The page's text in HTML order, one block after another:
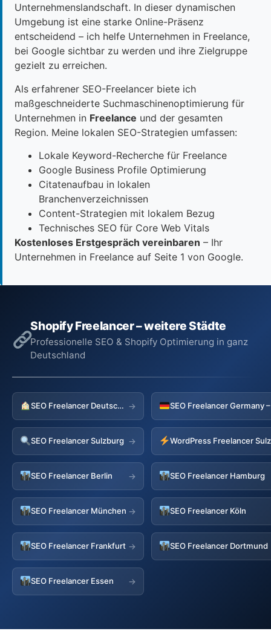
Unternehmenslandschaft. In dieser dynamischen
Umgebung ist eine starke Online-Präsenz
entscheidend – ich helfe Unternehmen in Freelance,
bei Google sichtbar zu werden und ihre Zielgruppe
gezielt zu erreichen.
Als erfahrener SEO-Freelancer biete ich
maßgeschneiderte Suchmaschinenoptimierung für
Unternehmen in Freelance und der gesamten
Region. Meine lokalen SEO-Strategien umfassen:
Lokale Keyword-Recherche für Freelance
Google Business Profile Optimierung
Citatenaufbau in lokalen
Branchenverzeichnissen
Content-Strategien mit lokalem Bezug
Technisches SEO für Core Web Vitals
Kostenloses Erstgespräch vereinbaren – Ihr
Unternehmen in Freelance auf Seite 1 von Google.
Shopify Freelancer – weitere Städte
Professionelle SEO & Shopify Optimierung in ganz
Deutschland
SEO Freelancer Deutschland →
SEO Freelancer Sulzburg → WordPress Freelancer
SEO Freelancer Berlin → SEO Freelancer Hamburg
SEO Freelancer München → SEO Freelancer Köln
SEO Freelancer Frankfurt → SEO Freelancer Dortmund
SEO Freelancer Essen →